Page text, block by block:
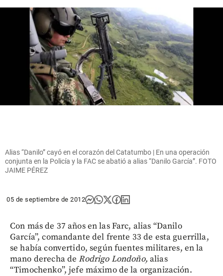
Alias “Danilo” cayó en el corazón del Catatumbo | En una operación
conjunta en la Policía y la FAC se abatió a alias “Danilo García”. FOTO
JAIME PÉREZ
05 de septiembre de 2012
Con más de 37 años en las Farc, alias “Danilo
García”, comandante del frente 33 de esta guerrilla,
se había convertido, según fuentes militares, en la
mano derecha deRodrigo Londoño, alias
“Timochenko”, jefe máximo de la organización.